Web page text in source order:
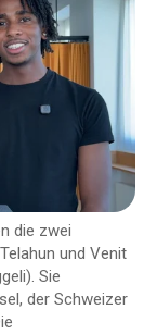
die zwei
und Venit
Sie
der Schweizer